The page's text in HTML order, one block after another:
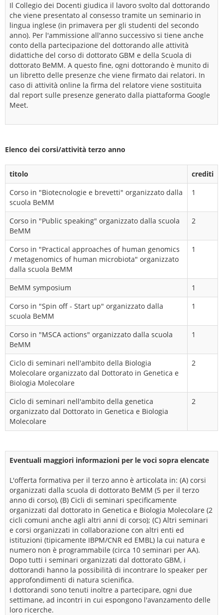
Il Collegio dei Docenti giudica il lavoro svolto dal dottorando
che viene presentato al consesso tramite un seminario in
lingua inglese (in primavera per gli studenti del secondo
anno). Per l'ammissione all'anno successivo si tiene anche
conto della partecipazione del dottorando alle attività
didattiche del corso di dottorato GBM e della Scuola di
dottorato BeMM. A questo fine, ogni dottorando è munito di
un libretto delle presenze che viene firmato dai relatori. In
caso di attività online la firma del relatore viene sostituita
dal report sulle presenze generato dalla piattaforma Google
Meet.
Elenco dei corsi/attività terzo anno
titolo
crediti
Corso in "Biotecnologie e brevetti" organizzato dalla
scuola BeMM
1
Corso in "Public speaking" organizzato dalla scuola
BeMM
2
Corso in "Practical approaches of human genomics
/ metagenomics of human microbiota" organizzato
dalla scuola BeMM
1
BeMM symposium
1
Corso in "Spin off - Start up" organizzato dalla
scuola BeMM
1
Corso in "MSCA actions" organizzato dalla scuola
BeMM
1
Ciclo di seminari nell'ambito della Biologia
Molecolare organizzato dal Dottorato in Genetica e
Biologia Molecolare
2
Ciclo di seminari nell'ambito della genetica
organizzato dal Dottorato in Genetica e Biologia
Molecolare
2
Eventuali maggiori informazioni per le voci sopra elencate
L'offerta formativa per il terzo anno è articolata in: (A) corsi
organizzati dalla scuola di dottorato BeMM (5 per il terzo
anno di corso), (B) Cicli di seminari specificamente
organizzati dal dottorato in Genetica e Biologia Molecolare (2
cicli comuni anche agli altri anni di corso); (C) Altri seminari
e corsi organizzati in collaborazione con altri enti ed
istituzioni (tipicamente IBPM/CNR ed EMBL) la cui natura e
numero non è programmabile (circa 10 seminari per AA).
Dopo tutti i seminari organizzati dal dottorato GBM, i
dottorandi hanno la possibilità di incontrare lo speaker per
approfondimenti di natura scienifica.
I dottorandi sono tenuti inoltre a partecipare, ogni due
settimane, ad incontri in cui espongono l'avanzamento delle
loro ricerche.